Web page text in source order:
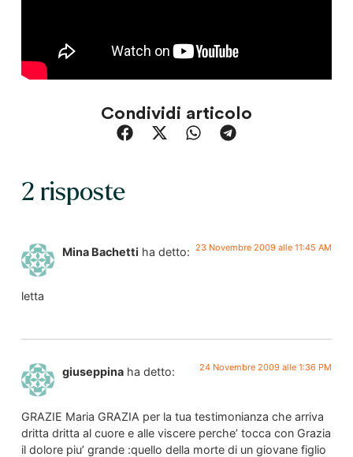
Condividi articolo
2 risposte
Mina Bachetti ha detto: 23 Novembre 2009 alle 11:45 AM
letta
giuseppina ha detto: 24 Novembre 2009 alle 1:36 PM
GRAZIE Maria GRAZIA per la tua testimonianza che arriva
dritta dritta al cuore e alle viscere perche’ tocca con Grazia
il dolore piu’ grande :quello della morte di un giovane figlio